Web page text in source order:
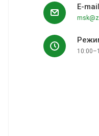
E-mail